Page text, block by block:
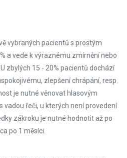
vybraných pacientů s prostým
a vede k výraznému zmírnění nebo
zbylých 15 - 20% pacientů dochází
zlepšení chrápání, resp.
je nutné věnovat hlasovým
řeči, u kterých není provedení
zákroku je nutné hodnotit až po
po 1 měsíci.